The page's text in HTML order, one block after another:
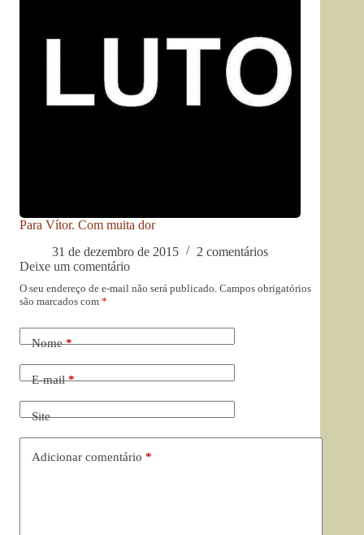
Para Vítor. Com muita dor
31 de dezembro de 2015
2 comentários
Deixe um comentário
O seu endereço de e-mail não será publicado. Campos obrigatórios
são marcados com *
Nome*
E-mail*
Site
Adicionar comentário *